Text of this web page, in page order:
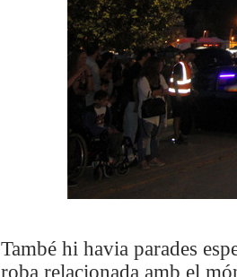
També hi havia parades
roba relacionada amb el